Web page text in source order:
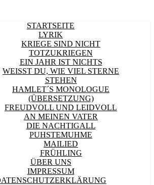
STARTSEITE
LYRIK
KRIEGE SIND NICHT
TOTZUKRIEGEN
EIN JAHR IST NICHTS
WEISST DU, WIE VIEL STERNE S
TEHEN
HAMLET´S MONOLOGUE
(ÜBERSETZUNG)
FREUDVOLL UND LEIDVOLL
AN MEINEN VATER
DIE NACHTIGALL
PUHSTEMUHME
MAILIED
FRÜHLING
ÜBER UNS
IMPRESSUM